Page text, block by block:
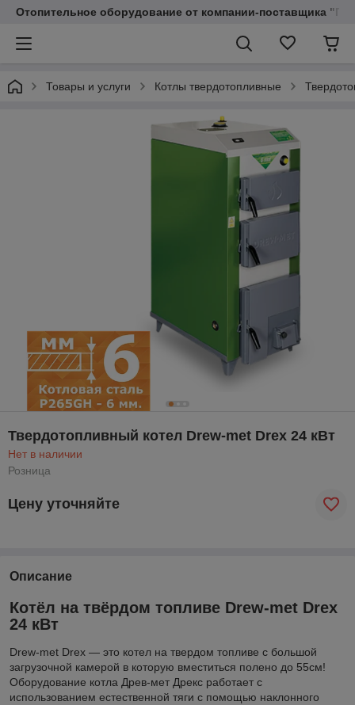
Отопительное оборудование от компании-поставщика
Товары и услуги Котлы твердотопливные
Твердотопливный котел Drew-met Drex 24 кВт
Нет в наличии
Розница
Цену уточняйте
Описание
Котёл на твёрдом топливе Drew-met Drex
24 кВт
Drew-met Drex — это котел на твердом топливе с большой
загрузочной камерой в которую вместиться полено до 55см!
Оборудование котла Древ-мет Дрекс работает с
использованием естественной тяги с помощью наклонного